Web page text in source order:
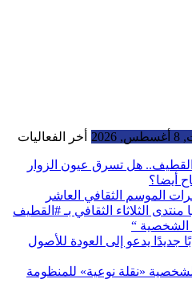
أخر الفعاليات
القطيف.. هل تسرق عيون الزوار
أيضا؟
الموسم الثقافي العاشر
منتدى الثلاثاء الثقافي بـ #القطيف
الشخصية “
جديدًا يدعو إلى العودة للأصول
«نقلة نوعية» للمنظومة